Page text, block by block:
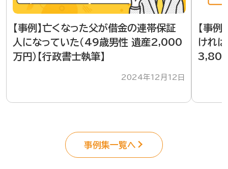
【事例】亡くなった父が借金の連帯保証
人になっていた（49歳男性 遺産2,000
万円）【行政書士執筆】
2024年12月12日
【事
けれ
3,800
事例集一覧へ